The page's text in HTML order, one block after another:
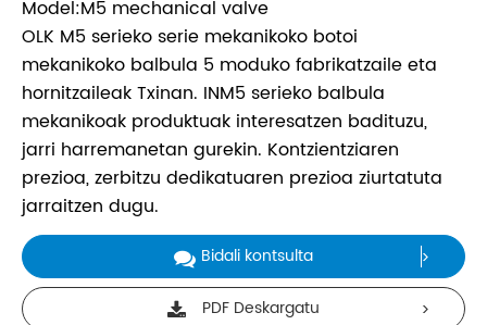
Model:M5 mechanical valve
OLK M5 serieko serie mekanikoko botoi
mekanikoko balbula 5 moduko fabrikatzaile eta
hornitzaileak Txinan. INM5 serieko balbula
mekanikoak produktuak interesatzen badituzu,
jarri harremanetan gurekin. Kontzientziaren
prezioa, zerbitzu dedikatuaren prezioa ziurtatuta
jarraitzen dugu.
Bidali kontsulta
PDF Deskargatu